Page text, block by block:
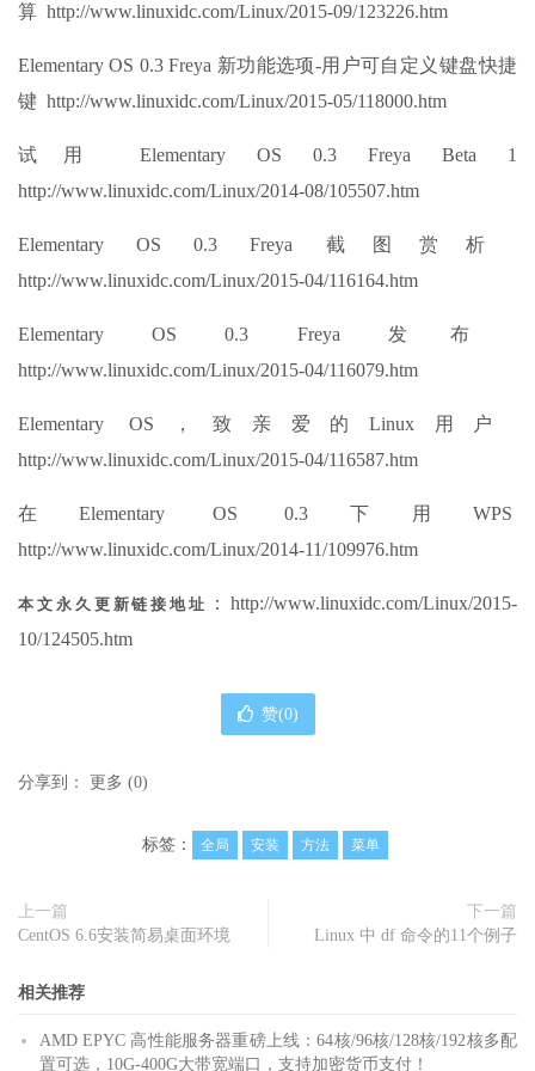
算 http://www.linuxidc.com/Linux/2015-09/123226.htm
Elementary OS 0.3 Freya 新功能选项-用户可自定义键盘快捷
键 http://www.linuxidc.com/Linux/2015-05/118000.htm
试用 Elementary OS 0.3 Freya Beta 1
http://www.linuxidc.com/Linux/2014-08/105507.htm
Elementary OS 0.3 Freya 截图赏析
http://www.linuxidc.com/Linux/2015-04/116164.htm
Elementary OS 0.3 Freya 发布
http://www.linuxidc.com/Linux/2015-04/116079.htm
Elementary OS，致亲爱的Linux用户
http://www.linuxidc.com/Linux/2015-04/116587.htm
在Elementary OS 0.3下用WPS
http://www.linuxidc.com/Linux/2014-11/109976.htm
本文永久更新链接地址
：http://www.linuxidc.com/Linux/2015-
10/124505.htm
赞(0)
分享到： 更多 (0)
标签： 全局 安装 方法 菜单
上一篇
CentOS 6.6安装简易桌面环境
下一篇
Linux 中 df 命令的11个例子
相关推荐
AMD EPYC 高性能服务器重磅上线：64核/96核/128核/192核多配
置可选，10G-400G大带宽端口，支持加密货币支付！